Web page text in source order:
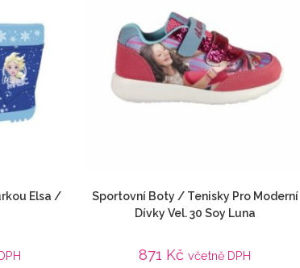
Elsa /
Sportovní Boty / Tenisky Pro Moderní
Dívky Vel. 30 Soy Luna
871 Kč včetně DPH